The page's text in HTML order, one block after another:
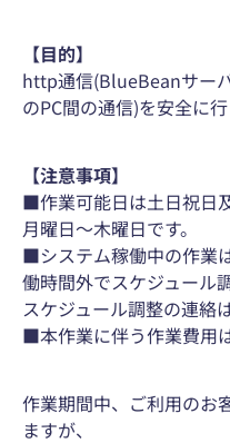
【目的】
http通信(BlueBeanサー
のPC間の通信)を安全に
【注意事項】
■作業可能日は土日祝日
月曜日～木曜日です。
■システム稼働中の作業
働時間外でスケジュール
スケジュール調整の連絡
■本作業に伴う作業費用
作業期間中、ご利用のお
ますが、